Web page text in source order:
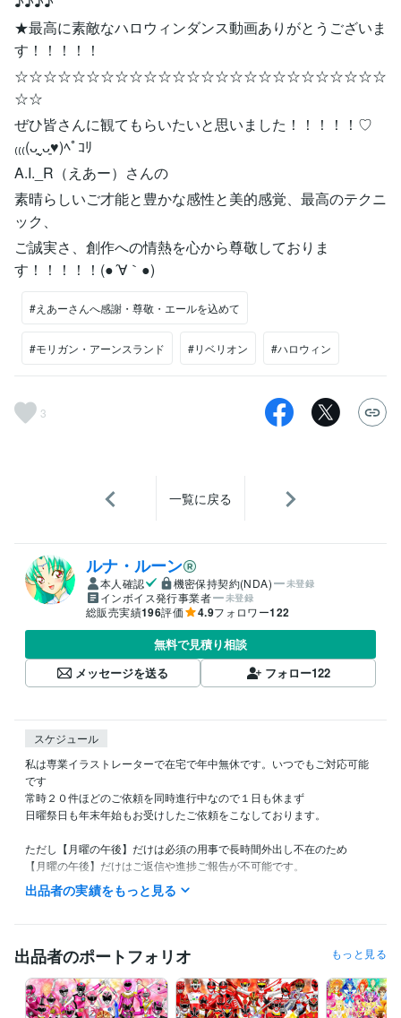
★最高に素敵なハロウィンダンス動画ありがとうございま
す！！！！！
☆☆☆☆☆☆☆☆☆☆☆☆☆☆☆☆☆☆☆☆☆☆☆☆☆☆
☆☆
ぜひ皆さんに観てもらいたいと思いました！！！！！♡
₍₍₍(ᴗ͈ˬᴗ͈♥︎)ﾍﾟｺﾘ
A.I._R（えあー）さんの
素晴らしいご才能と豊かな感性と美的感覚、最高のテクニ
ック、
ご誠実さ、創作への情熱を心から尊敬しておりま
す！！！！！(●´∀｀●)
#えあーさんへ感謝・尊敬・エールを込めて
#モリガン・アーンスランド #リベリオン #ハロウィン
3
一覧に戻る
ルナ・ルーン
本人確認 機密保持契約(NDA) 未登録
インボイス発行事業者 未登録
総販売実績196評価 4.9フォロワー122
無料で見積り相談
メッセージを送る
フォロー122
スケジュール
私は専業イラストレーターで在宅で年中無休です。いつでもご対応可能
です
常時２０件ほどのご依頼を同時進行中なので１日も休まず
日曜祭日も年末年始もお受けしたご依頼をこなしております。
ただし【月曜の午後】だけは必須の用事で長時間外出し不在のため
【月曜の午後】だけはご返信や進捗ご報告が不可能です。
また私の生活は体調によって夜型だったり昼型だったり変化し不規則で
ご理解いただけますと幸いです。
受賞歴
ネットでイラスト＆コミック公開
出品者の実績をもっと見る
出品者のポートフォリオ もっと見る